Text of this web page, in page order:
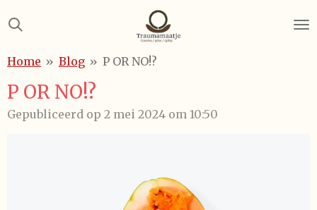
direct
de
hoofdinhoud
Home » Blog » P OR NO!?
P OR NO!?
Gepubliceerd op 2 mei 2024 om 10:50